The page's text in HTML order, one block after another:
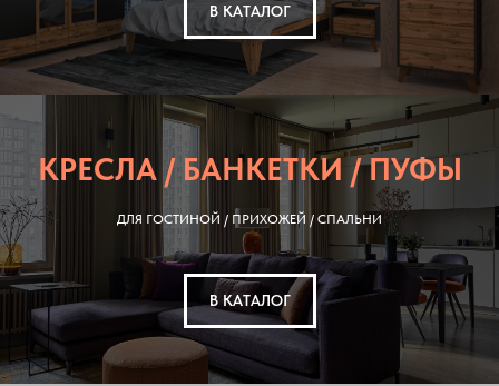
В КАТАЛОГ
КРЕСЛА / БАНКЕТКИ / ПУФЫ
ДЛЯ ГОСТИНОЙ / ПРИХОЖЕЙ / СПАЛЬНИ
В КАТАЛОГ